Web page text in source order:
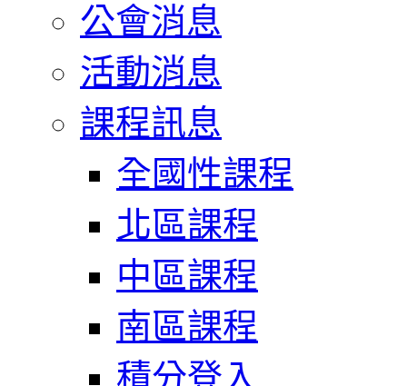
公會消息
活動消息
課程訊息
全國性課程
北區課程
中區課程
南區課程
積分登入